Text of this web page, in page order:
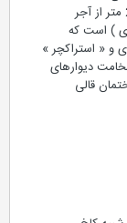
دوره است.
شده